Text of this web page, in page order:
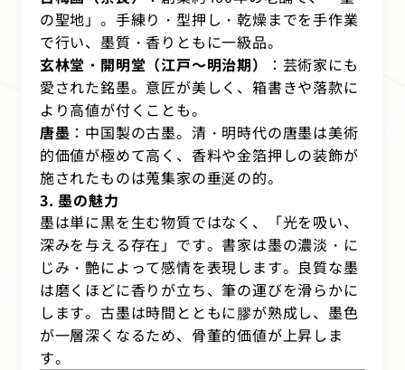
の聖地」。手練り・型押し・乾燥までを手作業
で行い、墨質・香りともに一級品。
玄林堂・開明堂（江戸～明治期）
：芸術家にも
愛された銘墨。意匠が美しく、箱書きや落款に
より高値が付くことも。
唐墨 ：中国製の古墨。清・明時代の唐墨は美術
的価値が極めて高く、香料や金箔押しの装飾が
施されたものは蒐集家の垂涎の的。
3. 墨の魅力
墨は単に黒を生む物質ではなく、「光を吸い、
深みを与える存在」です。書家は墨の濃淡・に
じみ・艶によって感情を表現します。良質な墨
は磨くほどに香りが立ち、筆の運びを滑らかに
します。古墨は時間とともに膠が熟成し、墨色
が一層深くなるため、骨董的価値が上昇しま
す。